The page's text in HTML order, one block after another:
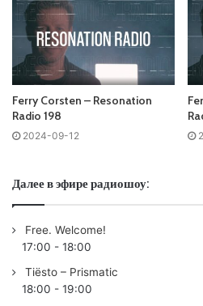
Tracklist:
No playlist
01 00:57 Innellea & Goom Gum –
02 07:00 Sama – EY /SPINNIN’
03 11:10 Benjamin Loyd & ALEOS
06 23:05 Ferry Corsten
07 28:30 unfazed – A Gira (David
08 33:10 Innellea & TH;EN &
Ferry Corsten – Resonation
Radio 198
2024-09-12
Далее в эфире радиошоу:
Free. Welcome!
17:00 - 18:00
Tiësto – Prismatic
18:00 - 19:00